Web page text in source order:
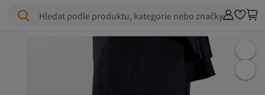
Hledat podle produktu, kategorie nebo značky